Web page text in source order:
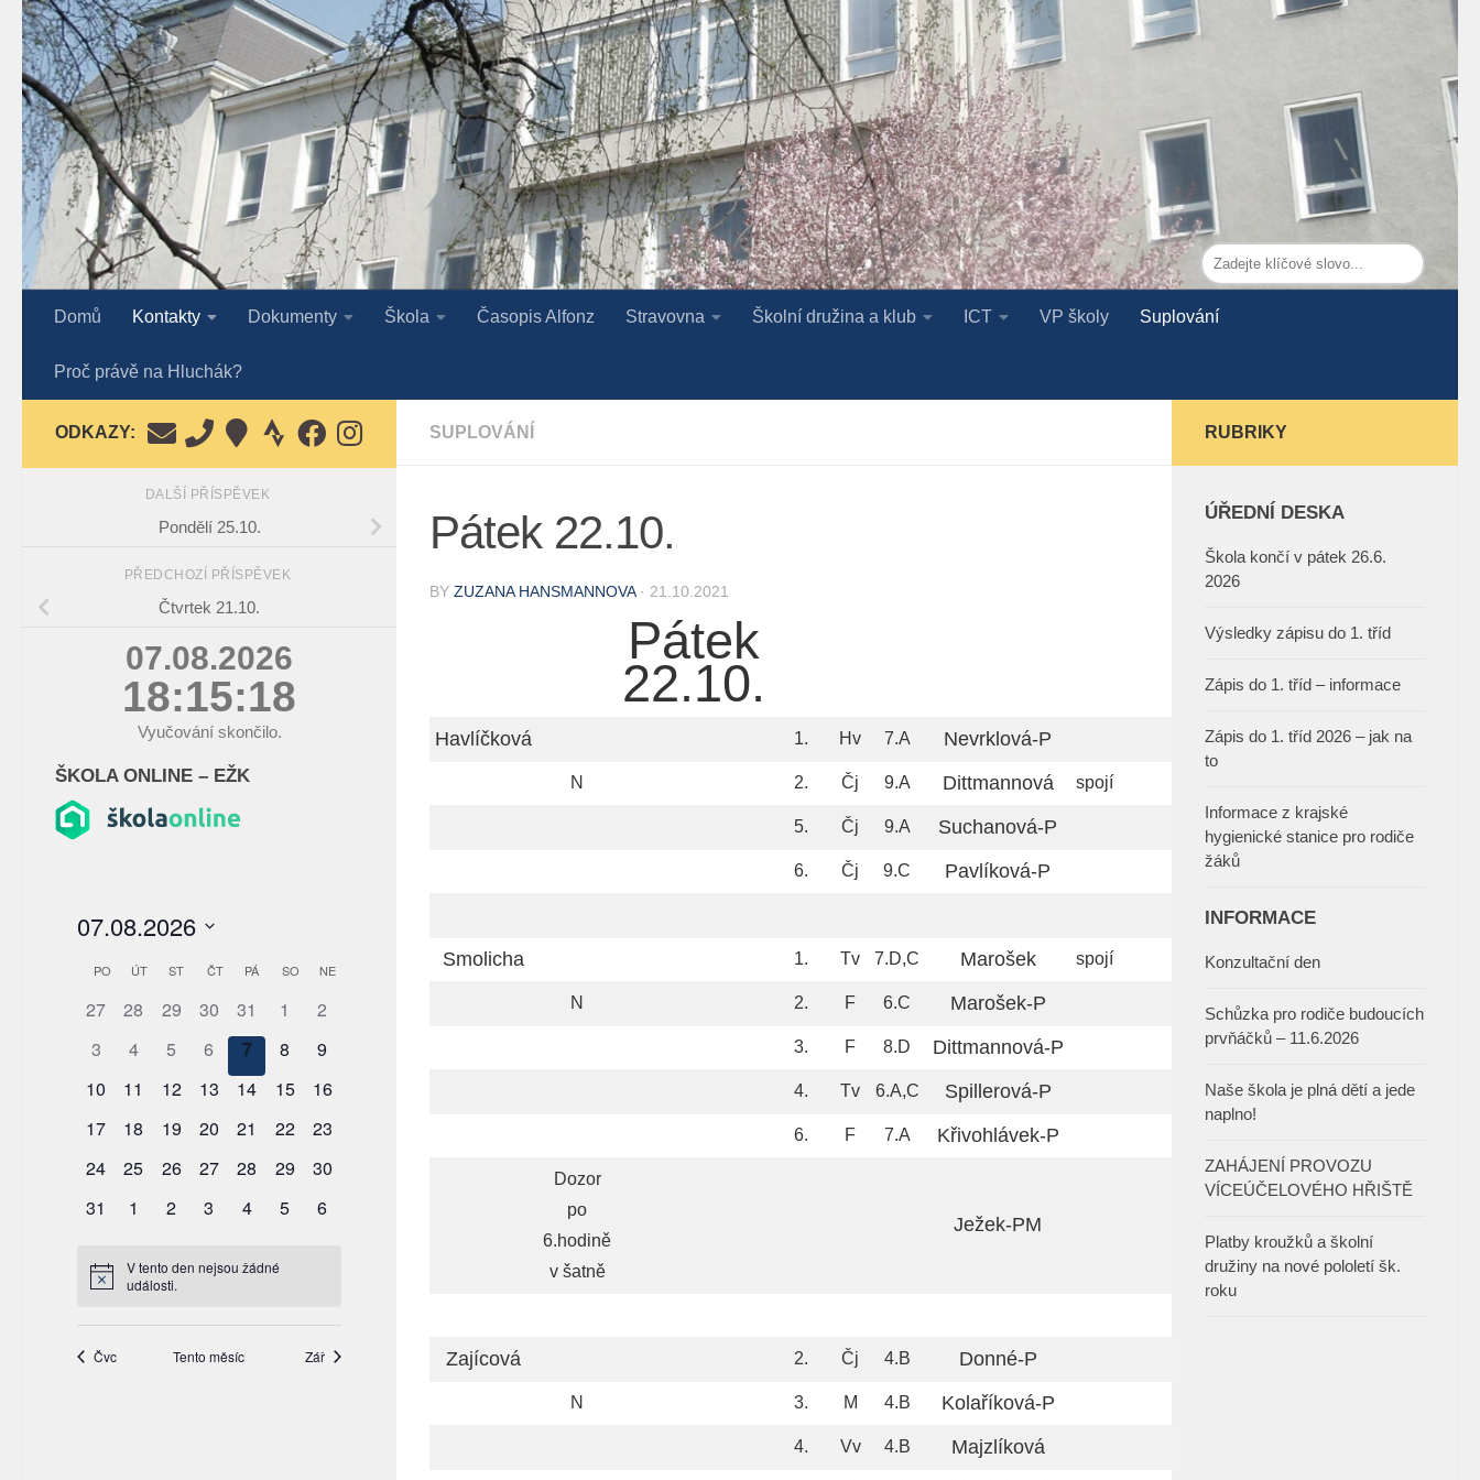
Skip to content
Domů Kontakty Dokumenty Škola Časopis Alfonz Stravovna Školní družina a klub ICT VP školy Suplování
Proč právě na Hluchák?
SUPLOVÁNÍ
Pátek 22.10.
BY ZUZANA HANSMANNOVA · 21.10.2021
Pátek
22.10.
Havlíčková 1. Hv 7.A Nevrklová-P
N 2. Čj 9.A Dittmannová spojí
5. Čj 9.A Suchanová-P
6. Čj 9.C Pavlíková-P
Smolicha 1. Tv 7.D,C Marošek spojí
N 2. F 6.C Marošek-P
3. F 8.D Dittmannová-P
4. Tv 6.A,C Spillerová-P
6. F 7.A Křivohlávek-P
Dozor
po
6.hodině
v šatně
Ježek-PM
Zajícová 2. Čj 4.B Donné-P
N 3. M 4.B Kolaříková-P
4. Vv 4.B Majzlíková
ODKAZY:
DALŠÍ PŘÍSPĚVEK
Pondělí 25.10.
PŘEDCHOZÍ PŘÍSPĚVEK
Čtvrtek 21.10.
07.08.2026
18:15:19
Vyučování skončilo.
ŠKOLA ONLINE – EŽK
RUBRIKY
ÚŘEDNÍ DESKA
Škola končí v pátek 26.6.
2026
Výsledky zápisu do 1. tříd
Zápis do 1. tříd – informace
Zápis do 1. tříd 2026 – jak na
to
Informace z krajské
hygienické stanice pro rodiče
žáků
INFORMACE
Konzultační den
Schůzka pro rodiče budoucích
prvňáčků – 11.6.2026
Naše škola je plná dětí a jede
naplno!
ZAHÁJENÍ PROVOZU
VÍCEÚČELOVÉHO HŘIŠTĚ
Platby kroužků a školní
družiny na nové pololetí šk.
roku